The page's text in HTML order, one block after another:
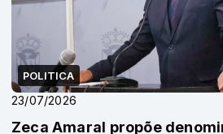
POLITICA
23/07/2026
Zeca Amaral propõe